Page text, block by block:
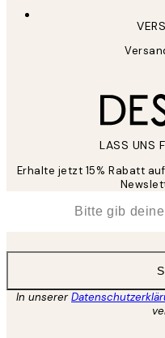
LASS UNS
Erhalte jetzt 15% Rabatt
In unserer